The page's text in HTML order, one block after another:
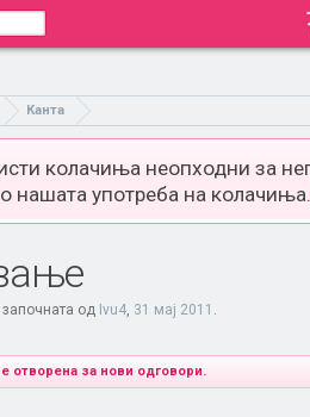
Канта
колачиња неопходни за
нашата употреба на колачиња.
започната од Ivu4, 31 мај 2011 .
отворена за нови одговори.